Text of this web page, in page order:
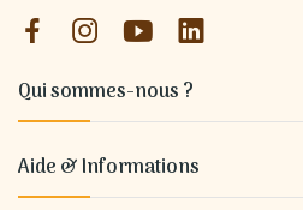
Qui sommes-nous ?
Aide & Informations